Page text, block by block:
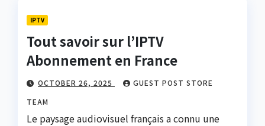
IPTV
Tout savoir sur l’IPTV
Abonnement en France
OCTOBER 26, 2025
GUEST POST STORE
TEAM
Le paysage audiovisuel français a connu une